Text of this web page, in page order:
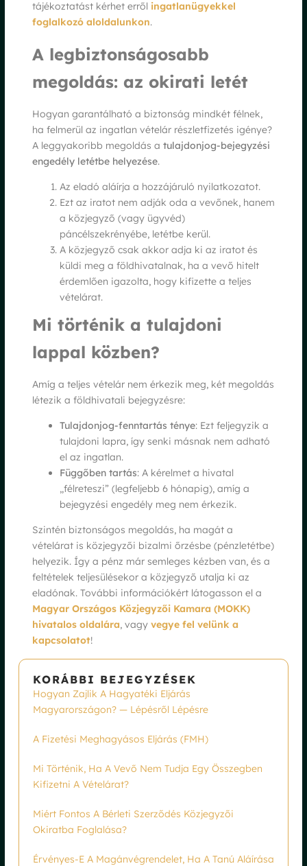
tájékoztatást kérhet erről ingatlanügyekkel
foglalkozó aloldalunkon.
A legbiztonságosabb
megoldás: az okirati letét
Hogyan garantálható a biztonság mindkét félnek,
ha felmerül az ingatlan vételár részletfizetés igénye?
A leggyakoribb megoldás a tulajdonjog-bejegyzési
engedély letétbe helyezése.
Az eladó aláírja a hozzájáruló nyilatkozatot.
Ezt az iratot nem adják oda a vevőnek, hanem
a közjegyző (vagy ügyvéd)
páncélszekrényébe, letétbe kerül.
A közjegyző csak akkor adja ki az iratot és
küldi meg a földhivatalnak, ha a vevő hitelt
érdemlően igazolta, hogy kifizette a teljes
vételárat.
Mi történik a tulajdoni
lappal közben?
Amíg a teljes vételár nem érkezik meg, két megoldás
létezik a földhivatali bejegyzésre:
Tulajdonjog-fenntartás ténye: Ezt feljegyzik a
tulajdoni lapra, így senki másnak nem adható
el az ingatlan.
Függőben tartás: A kérelmet a hivatal
„félreteszi” (legfeljebb 6 hónapig), amíg a
bejegyzési engedély meg nem érkezik.
Szintén biztonságos megoldás, ha magát a
vételárat is közjegyzői bizalmi őrzésbe (pénzletétbe)
helyezik. Így a pénz már semleges kézben van, és a
feltételek teljesülésekor a közjegyző utalja ki az
eladónak. További információkért látogasson el a
Magyar Országos Közjegyzői Kamara (MOKK)
hivatalos oldalára, vagy vegye fel velünk a
kapcsolatot!
KORÁBBI BEJEGYZÉSEK
Hogyan Zajlik A Hagyatéki Eljárás
Magyarországon? — Lépésről Lépésre
A Fizetési Meghagyásos Eljárás (FMH)
Mi Történik, Ha A Vevő Nem Tudja Egy Összegben
Kifizetni A Vételárat?
Miért Fontos A Bérleti Szerződés Közjegyzői
Okiratba Foglalása?
Érvényes-E A Magánvégrendelet, Ha A Tanú Aláírása